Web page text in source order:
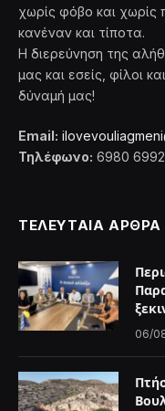
χωρίς φόβο και χωρίς
κανέναν και τίποτα.
Η διερεύνηση της
μας και εσείς, φίλοι
δύναμή μας!
Email:
Τηλέφωνο: 6980
ΤΕΛΕΥΤΑΙΑ ΑΡΘΡΑ
06/